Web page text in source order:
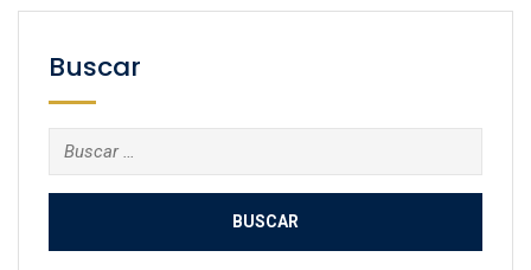
Buscar
Buscar: